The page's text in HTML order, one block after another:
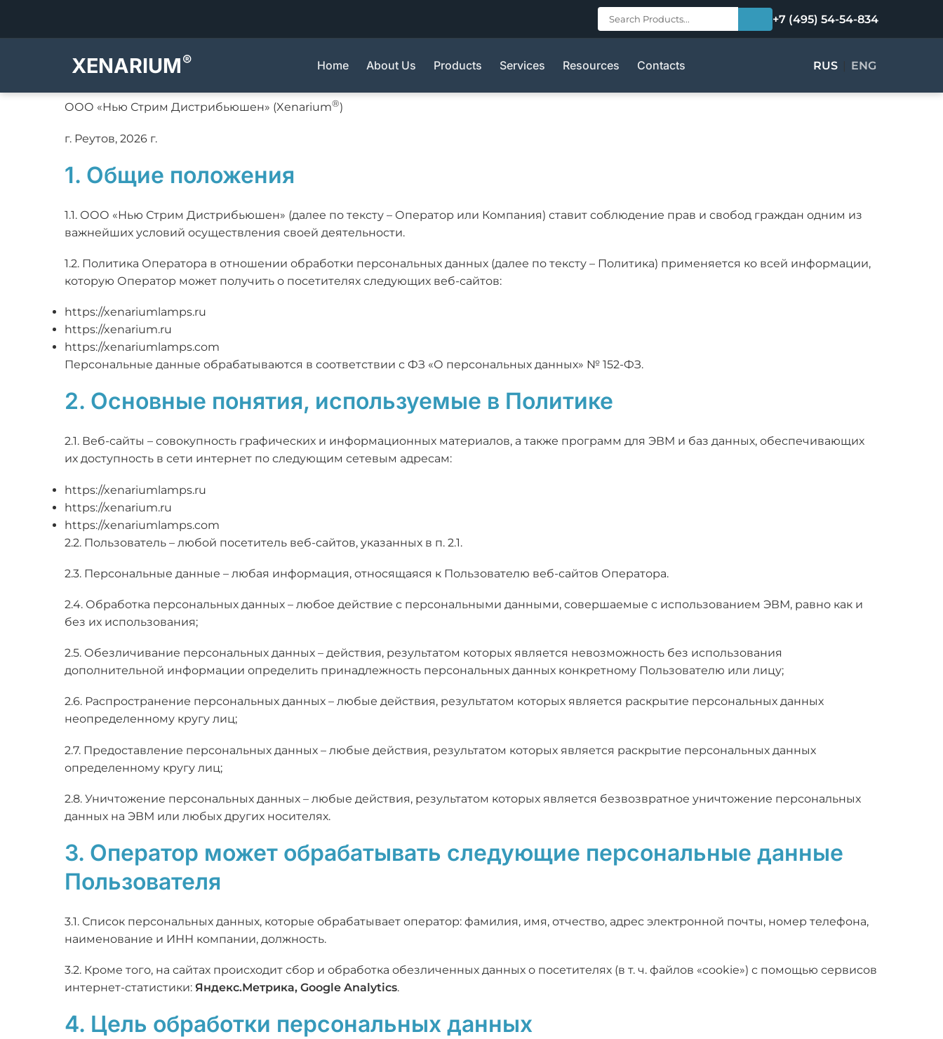
+7 (495) 54-54-834
XENARIUM® Home About Us Products Services Resources Contacts RUS | ENG
Политика обработки персональных данных
ООО «Нью Стрим Дистрибьюшен» (Xenarium®)
г. Реутов, 2026 г.
1. Общие положения
1.1. ООО «Нью Стрим Дистрибьюшен» (далее по тексту – Оператор или Компания) ставит соблюдение прав и свобод граждан одним из
важнейших условий осуществления своей деятельности.
1.2. Политика Оператора в отношении обработки персональных данных (далее по тексту – Политика) применяется ко всей информации,
которую Оператор может получить о посетителях следующих веб-сайтов:
https://xenariumlamps.ru
https://xenarium.ru
https://xenariumlamps.com
Персональные данные обрабатываются в соответствии с ФЗ «О персональных данных» № 152-ФЗ.
2. Основные понятия, используемые в Политике
2.1. Веб-сайты – совокупность графических и информационных материалов, а также программ для ЭВМ и баз данных, обеспечивающих
их доступность в сети интернет по следующим сетевым адресам:
https://xenariumlamps.ru
https://xenarium.ru
https://xenariumlamps.com
2.2. Пользователь – любой посетитель веб-сайтов, указанных в п. 2.1.
2.3. Персональные данные – любая информация, относящаяся к Пользователю веб-сайтов Оператора.
2.4. Обработка персональных данных – любое действие с персональными данными, совершаемые с использованием ЭВМ, равно как и
без их использования;
2.5. Обезличивание персональных данных – действия, результатом которых является невозможность без использования
дополнительной информации определить принадлежность персональных данных конкретному Пользователю или лицу;
2.6. Распространение персональных данных – любые действия, результатом которых является раскрытие персональных данных
неопределенному кругу лиц;
2.7. Предоставление персональных данных – любые действия, результатом которых является раскрытие персональных данных
определенному кругу лиц;
2.8. Уничтожение персональных данных – любые действия, результатом которых является безвозвратное уничтожение персональных
данных на ЭВМ или любых других носителях.
3. Оператор может обрабатывать следующие персональные данные
Пользователя
3.1. Список персональных данных, которые обрабатывает оператор: фамилия, имя, отчество, адрес электронной почты, номер телефона,
наименование и ИНН компании, должность.
3.2. Кроме того, на сайтах происходит сбор и обработка обезличенных данных о посетителях (в т. ч. файлов «cookie») с помощью сервисов
интернет-статистики: Яндекс.Метрика, Google Analytics.
4. Цель обработки персональных данных